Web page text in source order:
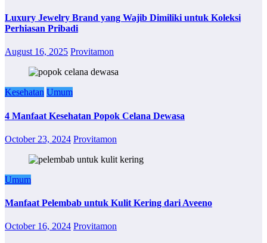
Luxury Jewelry Brand yang Wajib Dimiliki untuk Koleksi
Perhiasan Pribadi
August 16, 2025 Provitamon
Kesehatan Umum
4 Manfaat Kesehatan Popok Celana Dewasa
October 23, 2024 Provitamon
Umum
Manfaat Pelembab untuk Kulit Kering dari Aveeno
October 16, 2024 Provitamon